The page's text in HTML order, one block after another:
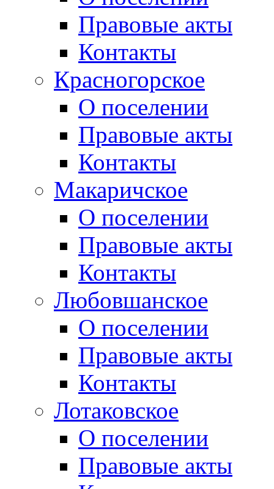
Правовые акты
Контакты
Красногорское
О поселении
Правовые акты
Контакты
Макаричское
О поселении
Правовые акты
Контакты
Любовшанское
О поселении
Правовые акты
Контакты
Лотаковское
О поселении
Правовые акты